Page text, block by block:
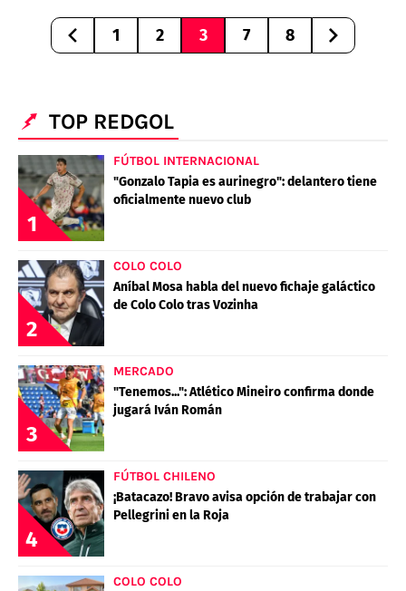
1 2 3 7 8
TOP REDGOL
1
FÚTBOL INTERNACIONAL
"Gonzalo Tapia es aurinegro": delantero tiene
oficialmente nuevo club
2
COLO COLO
Aníbal Mosa habla del nuevo fichaje galáctico
de Colo Colo tras Vozinha
3
MERCADO
"Tenemos...": Atlético Mineiro confirma donde
jugará Iván Román
4
FÚTBOL CHILENO
¡Batacazo! Bravo avisa opción de trabajar con
Pellegrini en la Roja
COLO COLO